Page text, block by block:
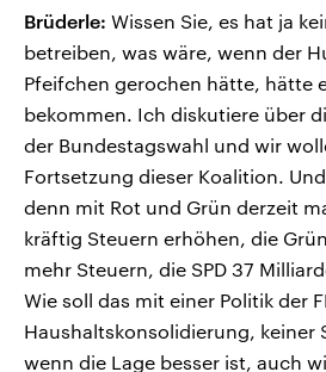
Brüderle: Wissen Sie, es hat ja
betreiben, was wäre, wenn der
Pfeifchen gerochen hätte, hätte
bekommen. Ich diskutiere über
der Bundestagswahl und wir
Fortsetzung dieser Koalition.
denn mit Rot und Grün derzeit
kräftig Steuern erhöhen, die
mehr Steuern, die SPD 37
Wie soll das mit einer Politik der
Haushaltskonsolidierung, keiner
wenn die Lage besser ist, auch